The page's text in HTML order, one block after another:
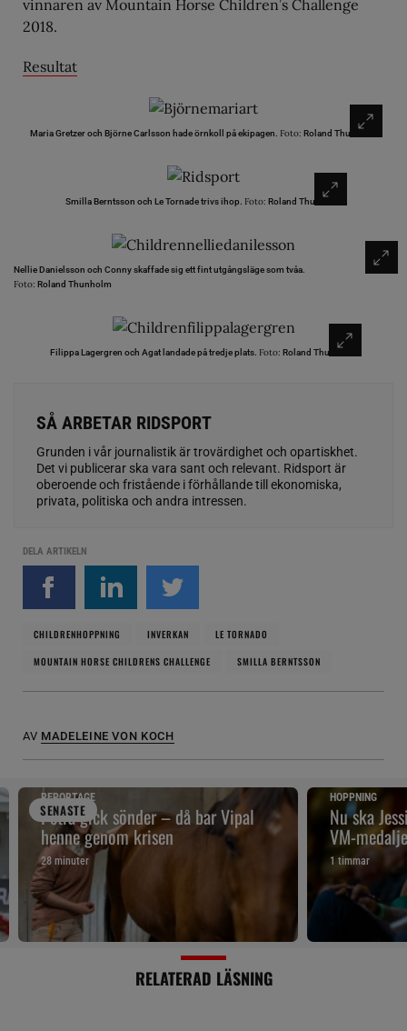
vinnaren av Mountain Horse Children’s Challenge
2018.
Resultat
Maria Gretzer och Björne Carlsson hade örnkoll på ekipagen. Foto: Roland Thunholm
Smilla Berntsson och Le Tornade trivs ihop. Foto: Roland Thunholm
Nellie Danielsson och Conny skaffade sig ett fint utgångsläge som tvåa.
Foto: Roland Thunholm
Filippa Lagergren och Agat landade på tredje plats. Foto: Roland Thunholm
SÅ ARBETAR RIDSPORT
Grunden i vår journalistik är trovärdighet och opartiskhet.
Det vi publicerar ska vara sant och relevant. Ridsport är
oberoende och fristående i förhållande till ekonomiska,
privata, politiska och andra intressen.
DELA ARTIKELN
CHILDRENHOPPNING INVERKAN
LE TORNADO
MOUNTAIN HORSE CHILDRENS CHALLENGE
SMILLA BERNTSSON
AV MADELEINE VON KOCH
SENASTE
REPORTAGE
Petra gick sönder – då bar Vipal
henne genom krisen
28 minuter
HOPPNING
Nu ska
VM-
1 timmar
RELATERAD LÄSNING